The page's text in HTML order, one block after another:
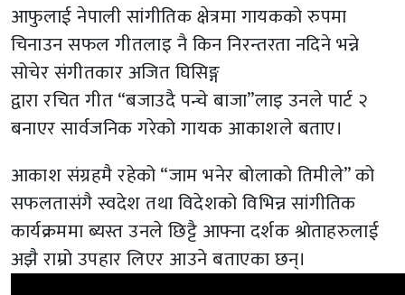
आफुलाई नेपाली सांगीतिक क्षेत्रमा गायकको रुपमा
चिनाउन सफल गीतलाइ नै किन निरन्तरता नदिने भन्ने
सोचेर संगीतकार अजित घिसिङ्ग
द्वारा रचित गीत “बजाउदै पन्चे बाजा”लाइ उनले पार्ट २
बनाएर सार्वजनिक गरेको गायक आकाशले बताए।
आकाश संग्रहमै रहेको “जाम भनेर बोलाको तिमीले” को
सफलतासंगै स्वदेश तथा विदेशको विभिन्न सांगीतिक
कार्यक्रममा ब्यस्त उनले छिट्टै आफ्ना दर्शक श्रोताहरुलाई
अझै राम्रो उपहार लिएर आउने बताएका छन्।